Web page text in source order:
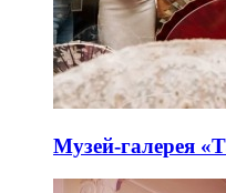
Музей-галерея